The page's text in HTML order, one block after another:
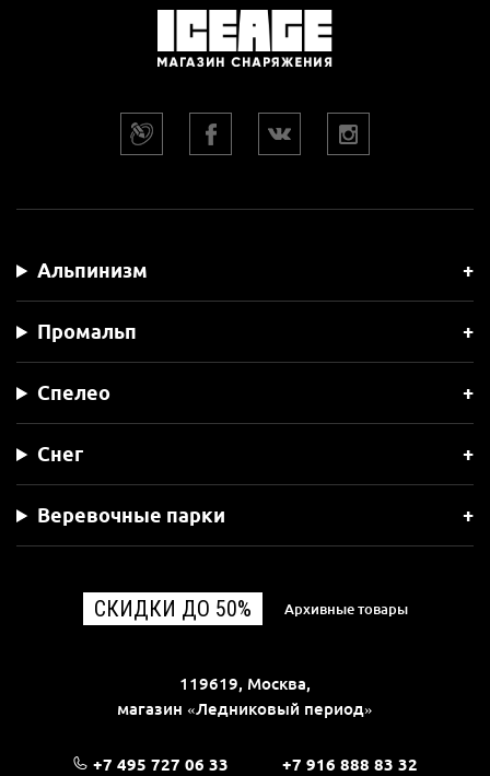
Альпинизм
Промальп
Спелео
Снег
Веревочные парки
СКИДКИ ДО 50% Архивные товары
119619, Москва,
магазин «Ледниковый период»
+7 495 727 06 33 +7 916 888 83 32